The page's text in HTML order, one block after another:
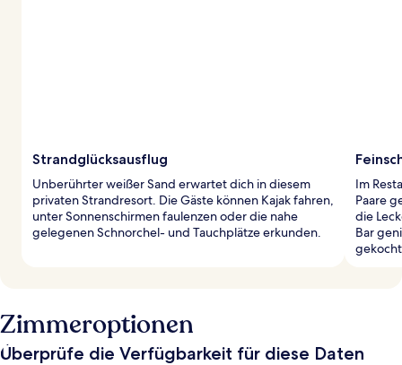
Strandglücksausflug
Unberührter weißer Sand erwartet dich in diesem
privaten Strandresort. Die Gäste können Kajak fahren,
unter Sonnenschirmen faulenzen oder die nahe
gelegenen Schnorchel- und Tauchplätze erkunden.
Im
Paare
die
Bar
Zimmeroptionen
Überprüfe die Verfügbarkeit für diese Daten